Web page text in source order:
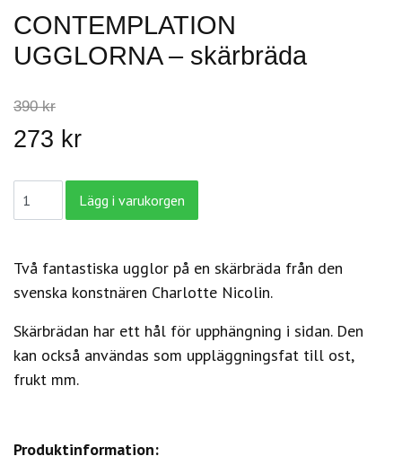
CONTEMPLATION
UGGLORNA – skärbräda
390 kr
273 kr
Två fantastiska ugglor på en skärbräda från den
svenska konstnären Charlotte Nicolin.
Skärbrädan har ett hål för upphängning i sidan. Den
kan också användas som uppläggningsfat till ost,
frukt mm.
Produktinformation: